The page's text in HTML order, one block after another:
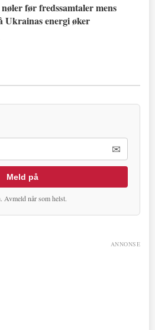
før fredssamtaler mens
Ukrainas energi øker
✉
Meld på
Avmeld når som helst.
ANNONSE